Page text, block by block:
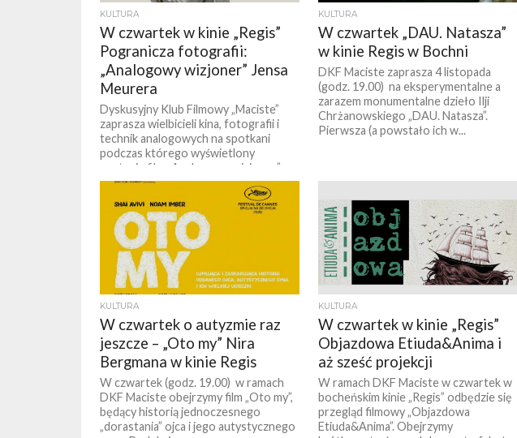
KULTURA
W czwartek w kinie „Regis”
Pogranicza fotografii:
„Analogowy wizjoner” Jensa
Meurera
Dyskusyjny Klub Filmowy „Maciste”
zaprasza wielbicieli kina, fotografii i
technik analogowych na spotkani
podczas którego wyświetlony
zostanie film „Analogowy wizjoner”.
Prelekcję do...
KULTURA
W czwartek „DAU. Natasza”
w kinie Regis w Bochni
DKF Maciste zaprasza 4 listopada
(godz. 19.00) na eksperymentalne a
zarazem monumentalne dzieło Ilji
Chrżanowskiego „DAU. Natasza”.
Pierwsza (a powstało ich w...
KULTURA
W czwartek o autyzmie raz
jeszcze – „Oto my” Nira
Bergmana w kinie Regis
W czwartek (godz. 19.00) w ramach
DKF Maciste obejrzymy film „Oto my”,
będący historią jednoczesnego
„dorastania” ojca i jego autystycznego
KULTURA
W czwartek w kinie „Regis”
Objazdowa Etiuda&Anima i
aż sześć projekcji
W ramach DKF Maciste w czwartek w
bocheńskim kinie „Regis” odbędzie się
przegląd filmowy „Objazdowa
Etiuda&Anima”. Obejrzymy